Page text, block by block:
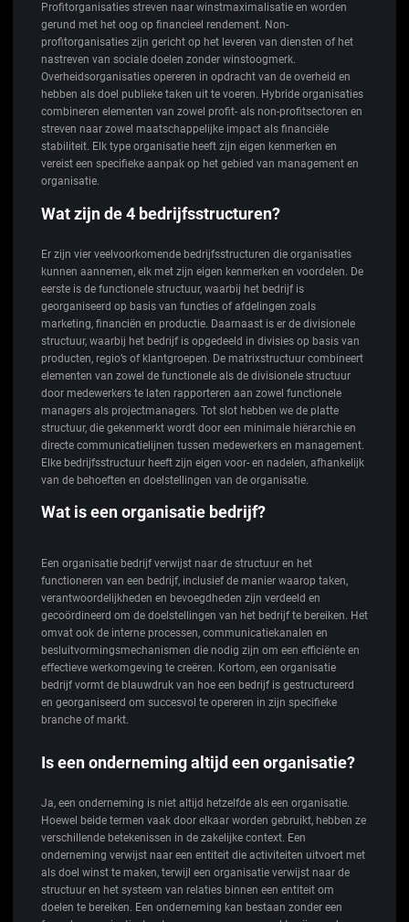
Profitorganisaties streven naar winstmaximalisatie en worden
gerund met het oog op financieel rendement. Non-
profitorganisaties zijn gericht op het leveren van diensten of het
nastreven van sociale doelen zonder winstoogmerk.
Overheidsorganisaties opereren in opdracht van de overheid en
hebben als doel publieke taken uit te voeren. Hybride organisaties
combineren elementen van zowel profit- als non-profitsectoren en
streven naar zowel maatschappelijke impact als financiële
stabiliteit. Elk type organisatie heeft zijn eigen kenmerken en
vereist een specifieke aanpak op het gebied van management en
organisatie.
Wat zijn de 4 bedrijfsstructuren?
Er zijn vier veelvoorkomende bedrijfsstructuren die organisaties
kunnen aannemen, elk met zijn eigen kenmerken en voordelen. De
eerste is de functionele structuur, waarbij het bedrijf is
georganiseerd op basis van functies of afdelingen zoals
marketing, financiën en productie. Daarnaast is er de divisionele
structuur, waarbij het bedrijf is opgedeeld in divisies op basis van
producten, regio’s of klantgroepen. De matrixstructuur combineert
elementen van zowel de functionele als de divisionele structuur
door medewerkers te laten rapporteren aan zowel functionele
managers als projectmanagers. Tot slot hebben we de platte
structuur, die gekenmerkt wordt door een minimale hiërarchie en
directe communicatielijnen tussen medewerkers en management.
Elke bedrijfsstructuur heeft zijn eigen voor- en nadelen, afhankelijk
van de behoeften en doelstellingen van de organisatie.
Wat is een organisatie bedrijf?
Een organisatie bedrijf verwijst naar de structuur en het
functioneren van een bedrijf, inclusief de manier waarop taken,
verantwoordelijkheden en bevoegdheden zijn verdeeld en
gecoördineerd om de doelstellingen van het bedrijf te bereiken. Het
omvat ook de interne processen, communicatiekanalen en
besluitvormingsmechanismen die nodig zijn om een efficiënte en
effectieve werkomgeving te creëren. Kortom, een organisatie
bedrijf vormt de blauwdruk van hoe een bedrijf is gestructureerd
en georganiseerd om succesvol te opereren in zijn specifieke
branche of markt.
Is een onderneming altijd een organisatie?
Ja, een onderneming is niet altijd hetzelfde als een organisatie.
Hoewel beide termen vaak door elkaar worden gebruikt, hebben ze
verschillende betekenissen in de zakelijke context. Een
onderneming verwijst naar een entiteit die activiteiten uitvoert met
als doel winst te maken, terwijl een organisatie verwijst naar de
structuur en het systeem van relaties binnen een entiteit om
doelen te bereiken. Een onderneming kan bestaan zonder een